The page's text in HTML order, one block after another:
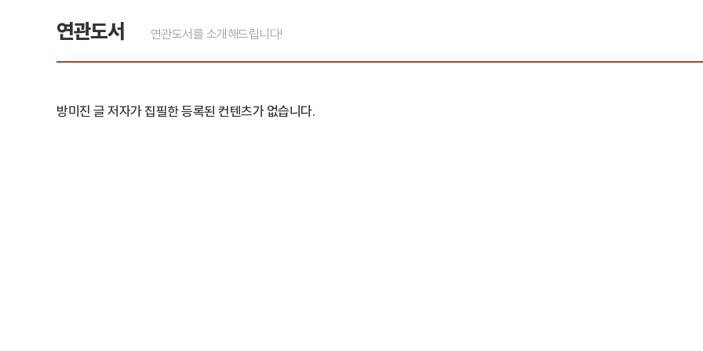
연관도서 연관도서를 소개해드립니다!
방미진 글 저자가 집필한 등록된 컨텐츠가 없습니다.